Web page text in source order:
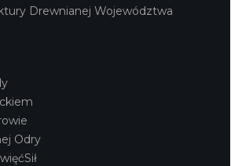
Drewnianej Województwa
Odry